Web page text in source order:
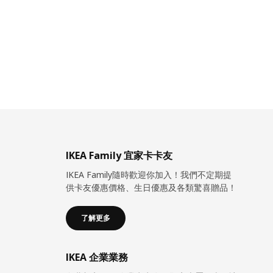
IKEA Family 宜家卡卡友
IKEA Family隨時歡迎你加入！我們不定期提
供卡友優惠價格、生日優惠及各類驚喜贈品！
了解更多
IKEA 企業業務